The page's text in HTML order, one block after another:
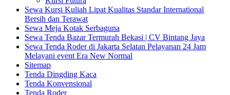
Sewa Kursi Kuliah Lipat Kualitas Standar International
Bersih dan Terawat
Sewa Meja Kotak Serbaguna
Sewa Tenda Bazar Termurah Bekasi | CV Bintang Jaya
Sewa Tenda Roder di Jakarta Selatan Pelayanan 24 Jam
Melayani event Era New Normal
Sitemap
Tenda Dingding Kaca
Tenda Konvensional
Tenda Roder